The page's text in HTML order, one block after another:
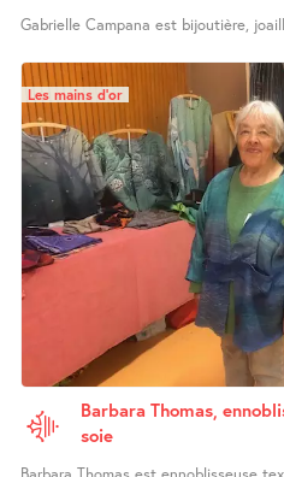
Gabrielle Campana est bijoutière,
Les mains d’or
Barbara Thomas,
soie